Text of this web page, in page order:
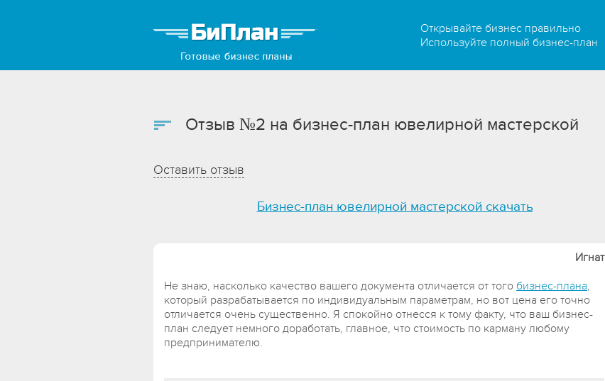
Открывайте бизнес правильно
Используйте полный бизнес-план
Отзыв №2 на бизнес-план ювелирной мастерской
Оставить отзыв
Бизнес-план ювелирной мастерской скачать
Игнат
Не знаю, насколько качество вашего документа отличается от того бизнес-плана,
который разрабатывается по индивидуальным параметрам, но вот цена его точно
отличается очень существенно. Я спокойно отнесся к тому факту, что ваш бизнес-
план следует немного доработать, главное, что стоимость по карману любому
предпринимателю.